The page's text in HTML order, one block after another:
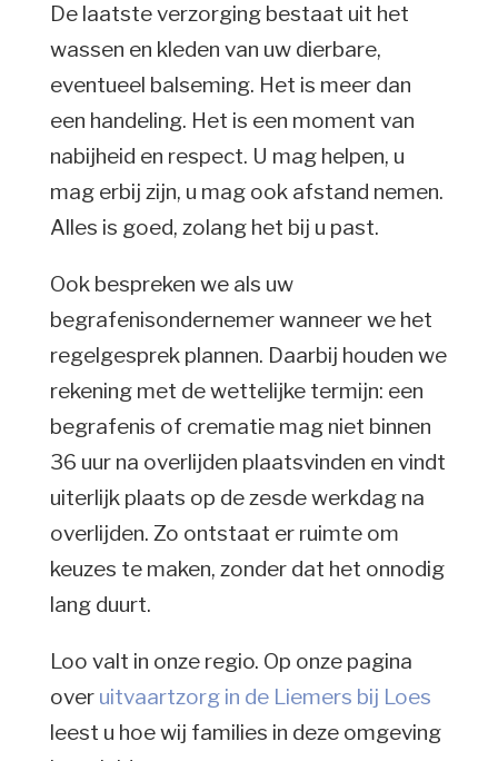
De laatste verzorging bestaat uit het
wassen en kleden van uw dierbare,
eventueel balseming. Het is meer dan
een handeling. Het is een moment van
nabijheid en respect. U mag helpen, u
mag erbij zijn, u mag ook afstand nemen.
Alles is goed, zolang het bij u past.
Ook bespreken we als uw
begrafenisondernemer wanneer we het
regelgesprek plannen. Daarbij houden we
rekening met de wettelijke termijn: een
begrafenis of crematie mag niet binnen
36 uur na overlijden plaatsvinden en vindt
uiterlijk plaats op de zesde werkdag na
overlijden. Zo ontstaat er ruimte om
keuzes te maken, zonder dat het onnodig
lang duurt.
Loo valt in onze regio. Op onze pagina
over uitvaartzorg in de Liemers bij Loes
leest u hoe wij families in deze omgeving